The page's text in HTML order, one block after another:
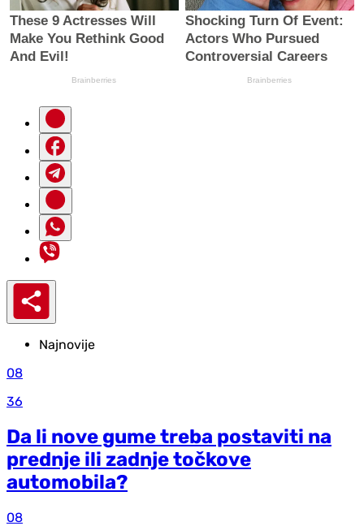
Najnovije
08
36
Da li nove gume treba postaviti na
prednje ili zadnje točkove
automobila?
08